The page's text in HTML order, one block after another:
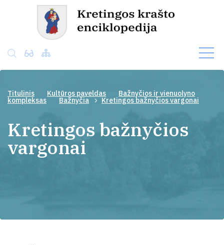
Titulinis Kultūros paveldas Bažnyčios ir vienuolyno
kompleksas Bažnyčia Kretingos bažnyčios vargonai
Kretingos bažnyčios
vargonai